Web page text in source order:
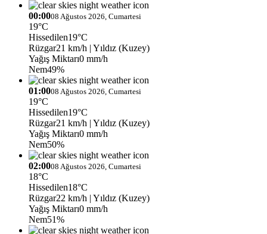
00:0008 Ağustos 2026, Cumartesi
19°C
Hissedilen19°C
Rüzgar21 km/h | Yıldız (Kuzey)
Yağış Miktarı0 mm/h
Nem49%
01:0008 Ağustos 2026, Cumartesi
19°C
Hissedilen19°C
Rüzgar21 km/h | Yıldız (Kuzey)
Yağış Miktarı0 mm/h
Nem50%
02:0008 Ağustos 2026, Cumartesi
18°C
Hissedilen18°C
Rüzgar22 km/h | Yıldız (Kuzey)
Yağış Miktarı0 mm/h
Nem51%